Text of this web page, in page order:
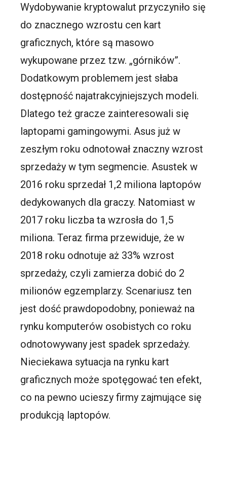
Wydobywanie kryptowalut przyczyniło się
do znacznego wzrostu cen kart
graficznych, które są masowo
wykupowane przez tzw. „górników”.
Dodatkowym problemem jest słaba
dostępność najatrakcyjniejszych modeli.
Dlatego też gracze zainteresowali się
laptopami gamingowymi. Asus już w
zeszłym roku odnotował znaczny wzrost
sprzedaży w tym segmencie. Asustek w
2016 roku sprzedał 1,2 miliona laptopów
dedykowanych dla graczy. Natomiast w
2017 roku liczba ta wzrosła do 1,5
miliona. Teraz firma przewiduje, że w
2018 roku odnotuje aż 33% wzrost
sprzedaży, czyli zamierza dobić do 2
milionów egzemplarzy. Scenariusz ten
jest dość prawdopodobny, ponieważ na
rynku komputerów osobistych co roku
odnotowywany jest spadek sprzedaży.
Nieciekawa sytuacja na rynku kart
graficznych może spotęgować ten efekt,
co na pewno ucieszy firmy zajmujące się
produkcją laptopów.